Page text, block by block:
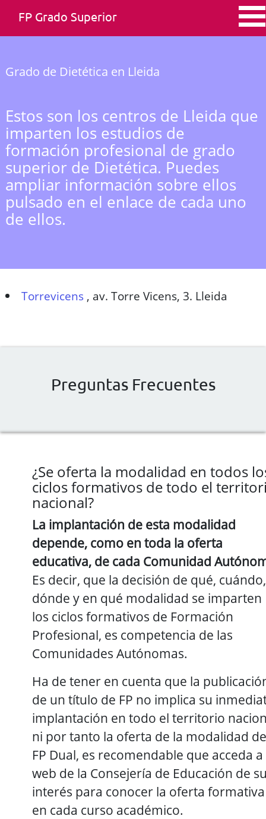
FP Grado Superior
Grado de Dietética en Lleida
Estos son los centros de Lleida que
imparten los estudios de
formación profesional de grado
superior de Dietética. Puedes
ampliar información sobre ellos
pulsado en el enlace de cada uno
de ellos.
Torrevicens , av. Torre Vicens, 3. Lleida
Preguntas Frecuentes
¿Se oferta la modalidad en todos
ciclos formativos de todo el
nacional?
La implantación de esta modalidad
depende, como en toda la oferta
educativa, de cada Comunidad
Es decir, que la decisión de qué, cuándo,
dónde y en qué modalidad se imparten
los ciclos formativos de Formación
Profesional, es competencia de las
Comunidades Autónomas.
Ha de tener en cuenta que la
de un título de FP no implica su
implantación en todo el territorio
ni por tanto la oferta de la modalidad de
FP Dual, es recomendable que acceda a
web de la Consejería de Educación de
interés para conocer la oferta formativa
en cada curso académico.